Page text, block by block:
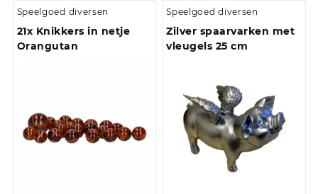
Speelgoed diversen
21x Knikkers in netje
Orangutan
Speelgoed diversen
Zilver spaarvarken met
vleugels 25 cm